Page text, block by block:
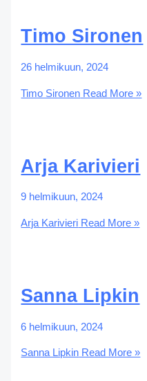
Timo Sironen
26 helmikuun, 2024
Timo Sironen Read More »
Arja Karivieri
9 helmikuun, 2024
Arja Karivieri Read More »
Sanna Lipkin
6 helmikuun, 2024
Sanna Lipkin Read More »